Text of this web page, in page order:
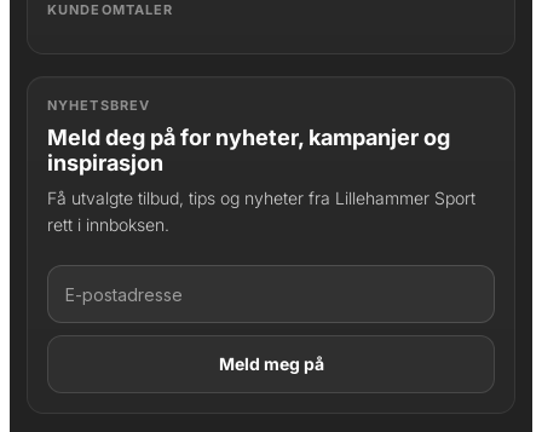
KUNDEOMTALER
NYHETSBREV
Meld deg på for nyheter, kampanjer og
inspirasjon
Få utvalgte tilbud, tips og nyheter fra Lillehammer Sport
rett i innboksen.
LAGT I HANDLEKURV
Produktet er lagt til